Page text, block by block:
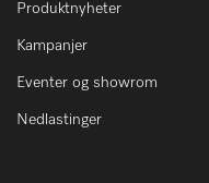
Produktnyheter
Kampanjer
Eventer og showrom
Nedlastinger